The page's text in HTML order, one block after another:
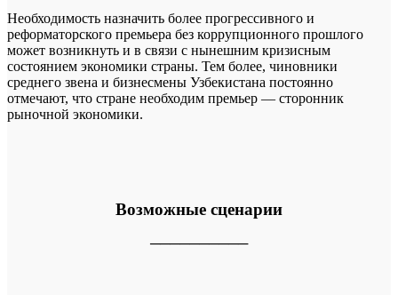
Необходимость назначить более прогрессивного и
реформаторского премьера без коррупционного прошлого
может возникнуть и в связи с нынешним кризисным
состоянием экономики страны. Тем более, чиновники
среднего звена и бизнесмены Узбекистана постоянно
отмечают, что стране необходим премьер — сторонник
рыночной экономики.
Возможные сценарии
──────────